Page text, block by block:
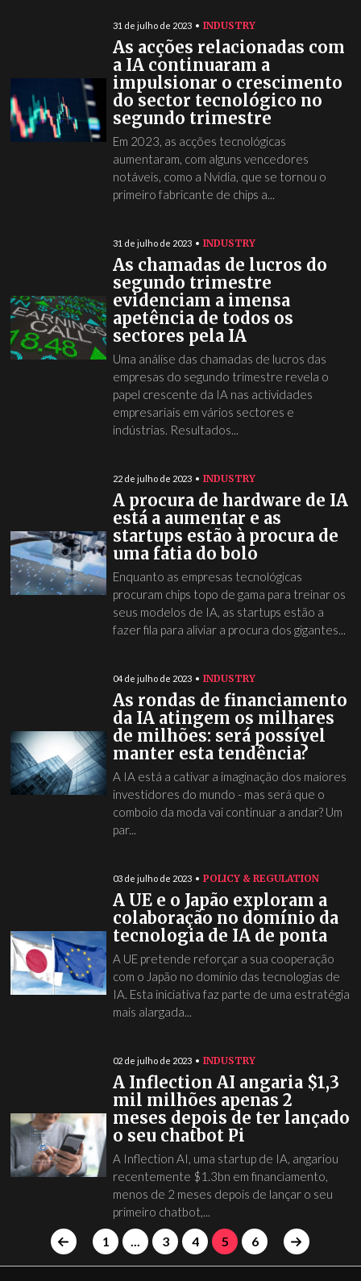
31 de julho de 2023 INDUSTRY
As acções relacionadas com
a IA continuaram a
impulsionar o crescimento
do sector tecnológico no
segundo trimestre
Em 2023, as acções tecnológicas
aumentaram, com alguns vencedores
notáveis, como a Nvidia, que se tornou o
primeiro fabricante de chips a...
31 de julho de 2023 INDUSTRY
As chamadas de lucros do
segundo trimestre
evidenciam a imensa
apetência de todos os
sectores pela IA
Uma análise das chamadas de lucros das
empresas do segundo trimestre revela o
papel crescente da IA nas actividades
empresariais em vários sectores e
indústrias. Resultados...
22 de julho de 2023 INDUSTRY
A procura de hardware de IA
está a aumentar e as
startups estão à procura de
uma fatia do bolo
Enquanto as empresas tecnológicas
procuram chips topo de gama para treinar os
seus modelos de IA, as startups estão a
fazer fila para aliviar a procura dos gigantes...
04 de julho de 2023 INDUSTRY
As rondas de financiamento
da IA atingem os milhares
de milhões: será possível
manter esta tendência?
A IA está a cativar a imaginação dos maiores
investidores do mundo - mas será que o
comboio da moda vai continuar a andar? Um
par...
03 de julho de 2023 POLICY & REGULATION
A UE e o Japão exploram a
colaboração no domínio da
tecnologia de IA de ponta
A UE pretende reforçar a sua cooperação
com o Japão no domínio das tecnologias de
IA. Esta iniciativa faz parte de uma estratégia
mais alargada...
02 de julho de 2023 INDUSTRY
A Inflection AI angaria $1,3
mil milhões apenas 2
meses depois de ter lançado
o seu chatbot Pi
A Inflection AI, uma startup de IA, angariou
recentemente $1.3bn em financiamento,
menos de 2 meses depois de lançar o seu
primeiro chatbot,...
1 ... 3 4 5 6